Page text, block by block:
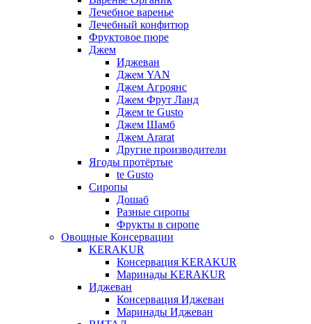
Лечебное варенье
Лечебный конфитюр
Фруктовое пюре
Джем
Иджеван
Джем YAN
Джем Агроянс
Джем Фрут Ланд
Джем te Gusto
Джем Шамб
Джем Ararat
Другие производители
Ягоды протёртые
te Gusto
Сиропы
Дошаб
Разные сиропы
Фрукты в сиропе
Овощные Консервации
KERAKUR
Консервация KERAKUR
Маринады KERAKUR
Иджеван
Консервация Иджеван
Маринады Иджеван